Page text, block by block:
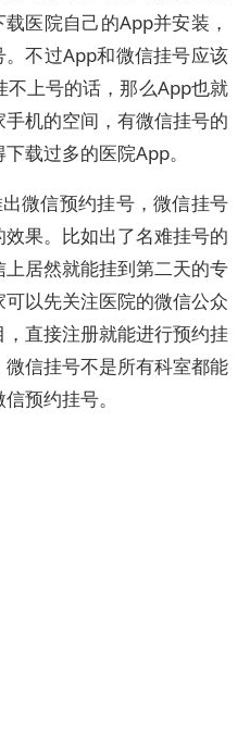
医院自己的App并安装，
不过App和微信挂号应该
上号的话，那么App也就
机的空间，有微信挂号的
载过多的医院App。
微信预约挂号，微信挂号
果。比如出了名难挂号的
居然就能挂到第二天的专
以先关注医院的微信公众
直接注册就能进行预约挂
信挂号不是所有科室都能
预约挂号。